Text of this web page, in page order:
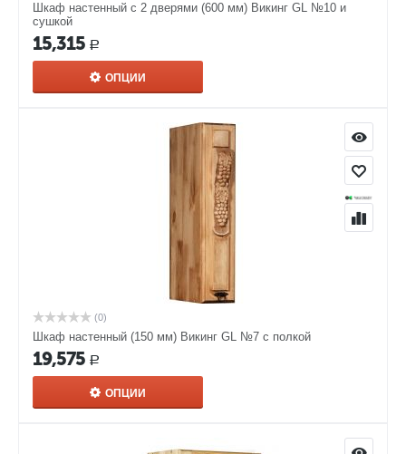
Шкаф настенный с 2 дверями (600 мм) Викинг GL №10 и
сушкой
15,315 Р
ОПЦИИ
(0)
Шкаф настенный (150 мм) Викинг GL №7 с полкой
19,575 Р
ОПЦИИ